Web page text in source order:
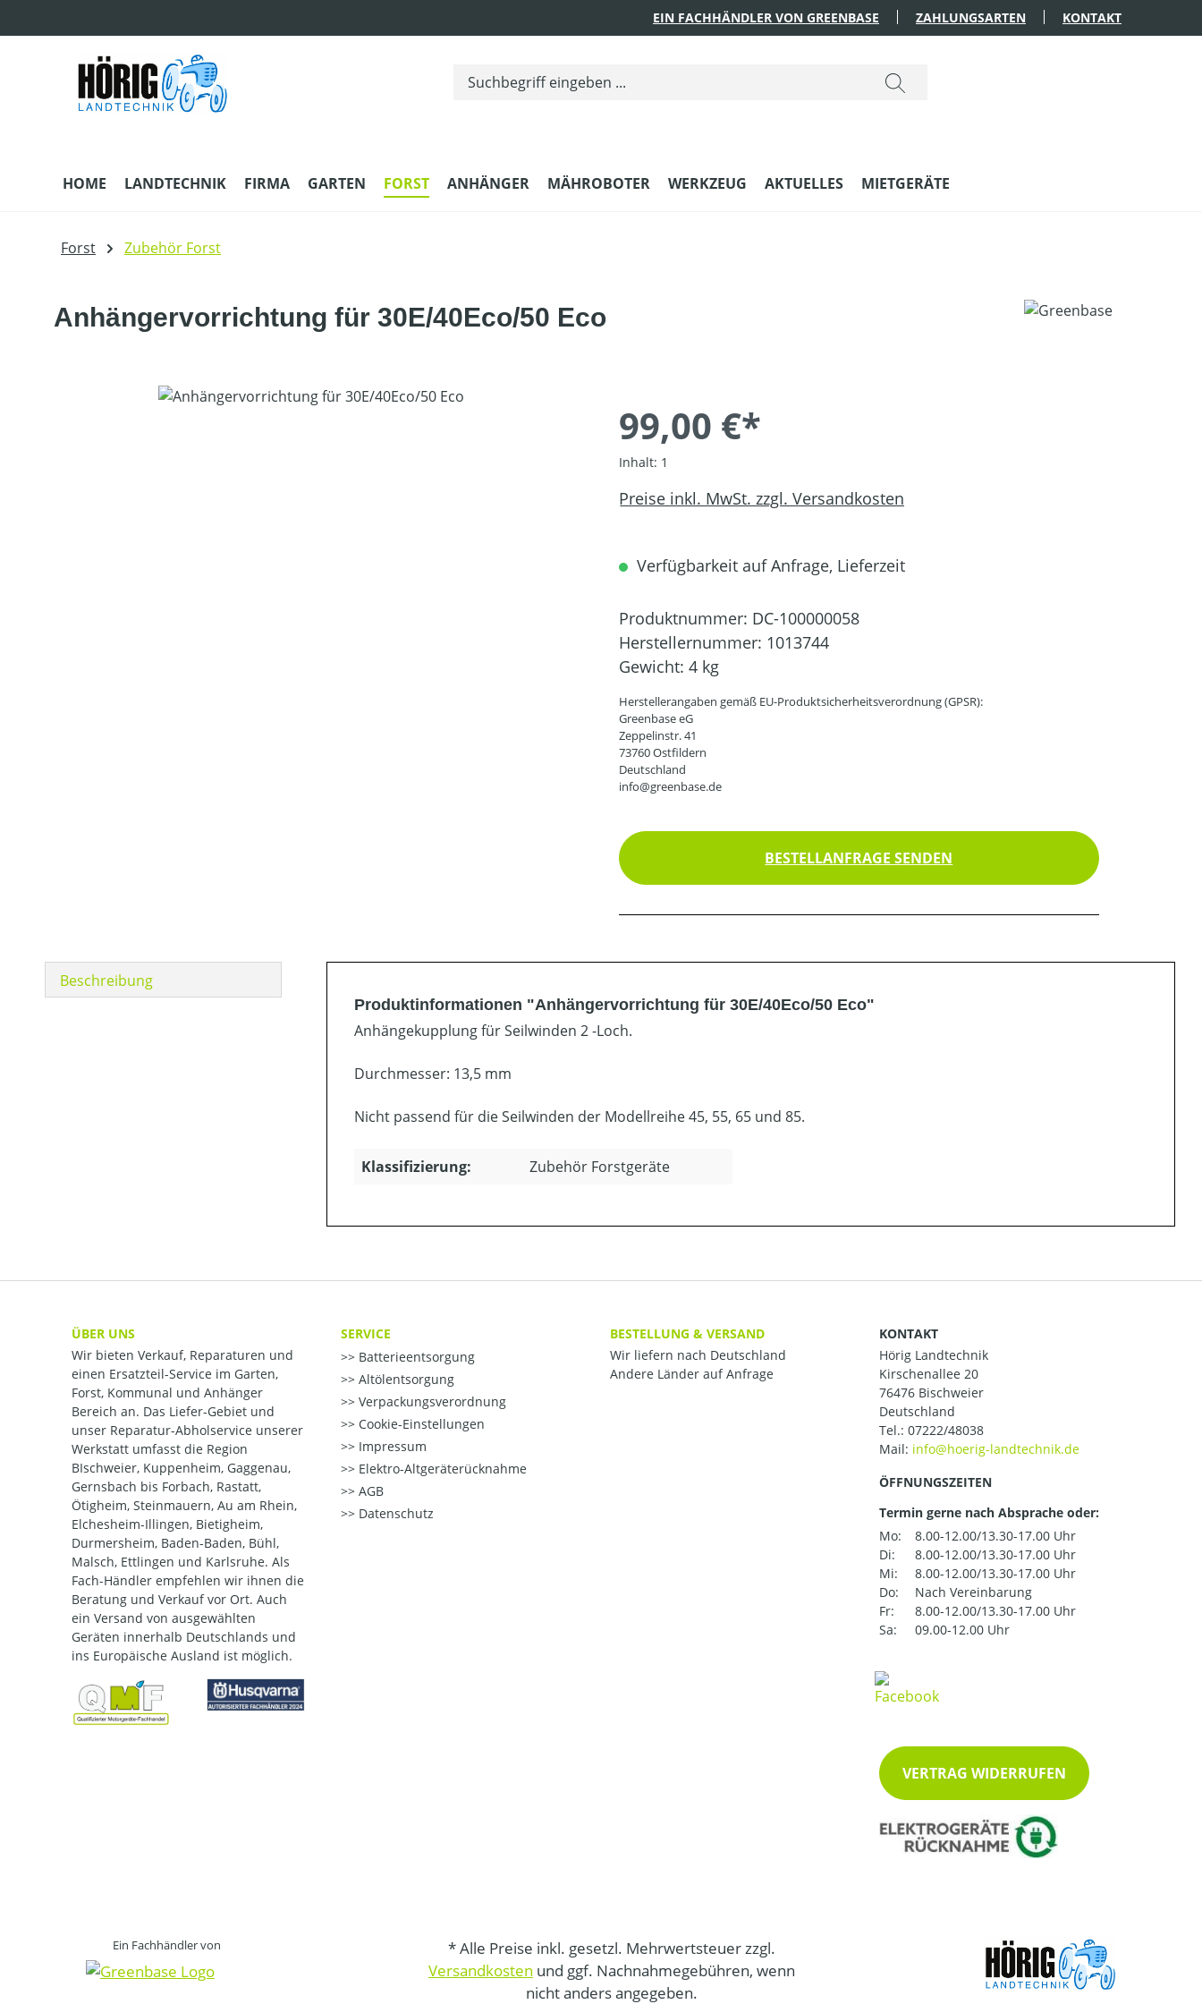
EIN FACHHÄNDLER VON GREENBASE ZAHLUNGSARTEN KONTAKT
HOME LANDTECHNIK FIRMA GARTEN FORST ANHÄNGER MÄHROBOTER WERKZEUG AKTUELLES MIETGERÄTE
Forst Zubehör Forst
Anhängervorrichtung für 30E/40Eco/50 Eco
Bildergalerie überspringen
99,00 €*
Inhalt: 1
Preise inkl. MwSt. zzgl. Versandkosten
Verfügbarkeit auf Anfrage, Lieferzeit
Produktnummer: DC-100000058
Herstellernummer: 1013744
Gewicht: 4 kg
Herstellerangaben gemäß EU-Produktsicherheitsverordnung (GPSR):
Greenbase eG
Zeppelinstr. 41
73760 Ostfildern
Deutschland
info@greenbase.de
BESTELLANFRAGE SENDEN
Beschreibung
Produktinformationen "Anhängervorrichtung für 30E/40Eco/50 Eco"
Anhängekupplung für Seilwinden 2 -Loch.
Durchmesser: 13,5 mm
Nicht passend für die Seilwinden der Modellreihe 45, 55, 65 und 85.
Klassifizierung: Zubehör Forstgeräte
ÜBER UNS
Wir bieten Verkauf, Reparaturen und
einen Ersatzteil-Service im Garten,
Forst, Kommunal und Anhänger
Bereich an. Das Liefer-Gebiet und
unser Reparatur-Abholservice unserer
Werkstatt umfasst die Region
BIschweier, Kuppenheim, Gaggenau,
Gernsbach bis Forbach, Rastatt,
Ötigheim, Steinmauern, Au am Rhein,
Elchesheim-Illingen, Bietigheim,
Durmersheim, Baden-Baden, Bühl,
Malsch, Ettlingen und Karlsruhe. Als
Fach-Händler empfehlen wir ihnen die
Beratung und Verkauf vor Ort. Auch
ein Versand von ausgewählten
Geräten innerhalb Deutschlands und
ins Europäische Ausland ist möglich.
SERVICE
Batterieentsorgung
Altölentsorgung
Verpackungsverordnung
Cookie-Einstellungen
Impressum
Elektro-Altgeräterücknahme
AGB
Datenschutz
BESTELLUNG & VERSAND
Wir liefern nach Deutschland
Andere Länder auf Anfrage
KONTAKT
Hörig Landtechnik
Kirschenallee 20
76476 Bischweier
Deutschland
Tel.: 07222/48038
Mail:
ÖFFNUNGSZEITEN
Termin gerne nach Absprache oder:
Mo:
8.00-12.00/13.30-17.00 Uhr
Di:
8.00-12.00/13.30-17.00 Uhr
Mi:
8.00-12.00/13.30-17.00 Uhr
Do:
Nach Vereinbarung
Fr:
8.00-12.00/13.30-17.00 Uhr
Sa:
09.00-12.00 Uhr
VERTRAG WIDERRUFEN
Ein Fachhändler von
* Alle Preise inkl. gesetzl. Mehrwertsteuer zzgl.
Versandkosten und ggf. Nachnahmegebühren, wenn
nicht anders angegeben.